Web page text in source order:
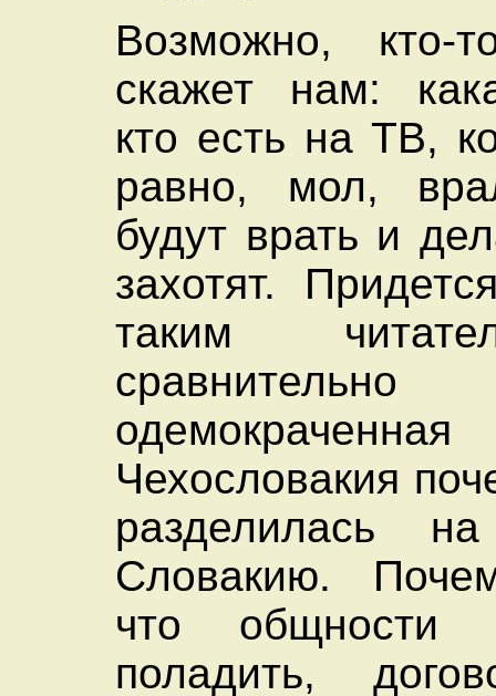
Возможно, кто-
скажет нам:
кто есть на ТВ,
равно, мол,
будут врать и
захотят.
таким
одемокраченная
Чехословакия
разделилась
Словакию.
что общности
поладить,